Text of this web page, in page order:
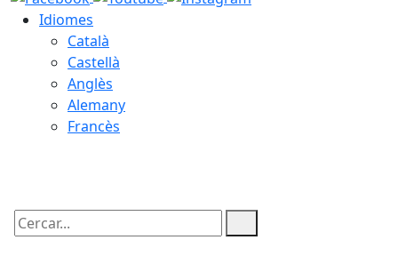
Idiomes
Català
Castellà
Anglès
Alemany
Francès
Cercar: